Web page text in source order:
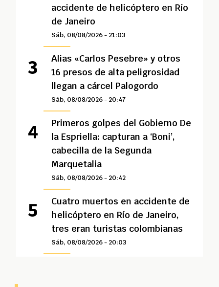
accidente de helicóptero en Río
de Janeiro
Sáb, 08/08/2026 - 21:03
Alias «Carlos Pesebre» y otros
16 presos de alta peligrosidad
llegan a cárcel Palogordo
Sáb, 08/08/2026 - 20:47
Primeros golpes del Gobierno De
la Espriella: capturan a ‘Boni’,
cabecilla de la Segunda
Marquetalia
Sáb, 08/08/2026 - 20:42
Cuatro muertos en accidente de
helicóptero en Río de Janeiro,
tres eran turistas colombianas
Sáb, 08/08/2026 - 20:03